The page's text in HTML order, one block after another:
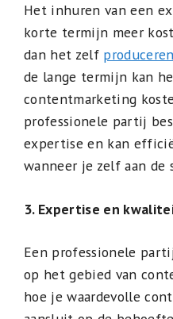
Het inhuren van een
korte termijn meer
dan het zelf
de lange termijn kan
contentmarketing
professionele partij
expertise en kan
wanneer je zelf aan de
3. Expertise en
Een professionele
op het gebied van
hoe je waardevolle